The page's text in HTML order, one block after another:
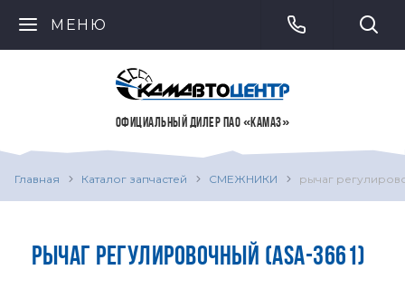
МЕНЮ
ОФИЦИАЛЬНЫЙ ДИЛЕР ПАО «КАМАЗ»
Главная Каталог запчастей СМЕЖНИКИ рычаг
РЫЧАГ РЕГУЛИРОВОЧНЫЙ (ASA-3661)